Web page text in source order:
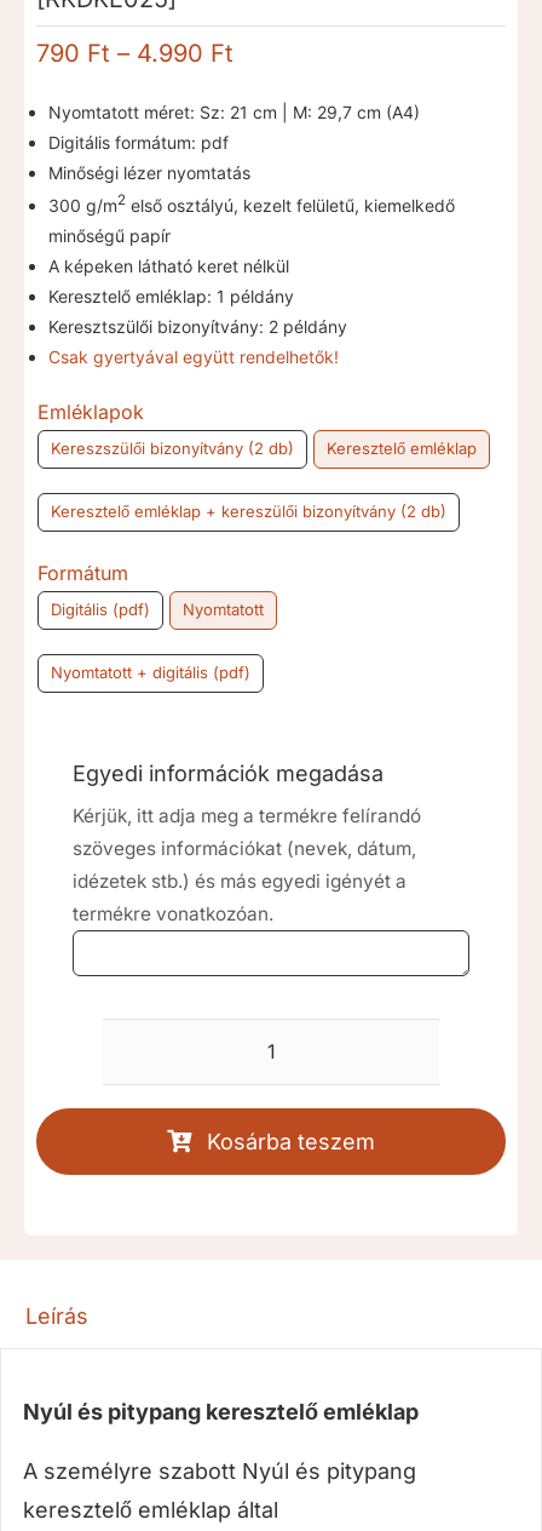
790 Ft – 4.990 Ft
-
Nyomtatott méret: Sz: 21 cm | M: 29,7 cm (A4)
Digitális formátum: pdf
Minőségi lézer nyomtatás
300 g/m2 első osztályú, kezelt felületű, kiemelkedő
minőségű papír
A képeken látható keret nélkül
Keresztelő emléklap: 1 példány
Keresztszülői bizonyítvány: 2 példány
Csak gyertyával együtt rendelhetők!
Emléklapok
Kereszszülői bizonyítvány (2 db) Keresztelő emléklap
Keresztelő emléklap + kereszülői bizonyítvány (2 db)
Formátum
Digitális (pdf) Nyomtatott
Nyomtatott + digitális (pdf)
Egyedi információk megadása
Kérjük, itt adja meg a termékre felírandó
szöveges információkat (nevek, dátum,
idézetek stb.) és más egyedi igényét a
termékre vonatkozóan.
Nyúl
pitypang
Kosárba teszem
Leírás
Nyúl és pitypang keresztelő emléklap
A személyre szabott Nyúl és pitypang
keresztelő emléklap által